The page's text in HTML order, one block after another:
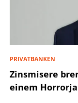
PRIVATBANKEN
Zinsmisere
einem